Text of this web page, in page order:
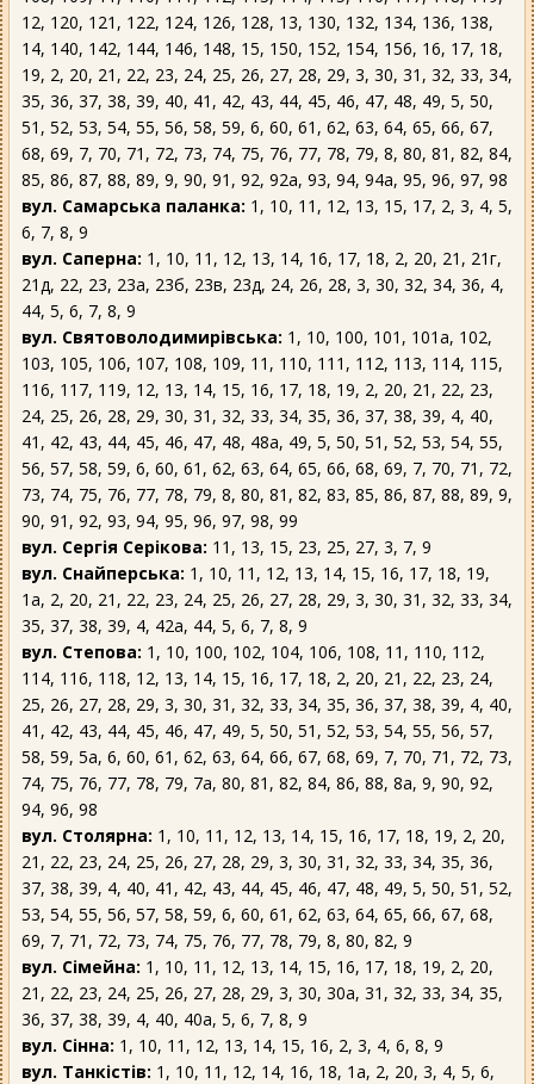
12, 120, 121, 122, 124, 126, 128, 13, 130, 132, 134, 136, 138,
14, 140, 142, 144, 146, 148, 15, 150, 152, 154, 156, 16, 17, 18,
19, 2, 20, 21, 22, 23, 24, 25, 26, 27, 28, 29, 3, 30, 31, 32, 33, 34,
35, 36, 37, 38, 39, 40, 41, 42, 43, 44, 45, 46, 47, 48, 49, 5, 50,
51, 52, 53, 54, 55, 56, 58, 59, 6, 60, 61, 62, 63, 64, 65, 66, 67,
68, 69, 7, 70, 71, 72, 73, 74, 75, 76, 77, 78, 79, 8, 80, 81, 82, 84,
85, 86, 87, 88, 89, 9, 90, 91, 92, 92а, 93, 94, 94а, 95, 96, 97, 98
вул. Самарська паланка: 1, 10, 11, 12, 13, 15, 17, 2, 3, 4, 5,
6, 7, 8, 9
вул. Саперна: 1, 10, 11, 12, 13, 14, 16, 17, 18, 2, 20, 21, 21г,
21д, 22, 23, 23а, 23б, 23в, 23д, 24, 26, 28, 3, 30, 32, 34, 36, 4,
44, 5, 6, 7, 8, 9
вул. Святоволодимирівська: 1, 10, 100, 101, 101а, 102,
103, 105, 106, 107, 108, 109, 11, 110, 111, 112, 113, 114, 115,
116, 117, 119, 12, 13, 14, 15, 16, 17, 18, 19, 2, 20, 21, 22, 23,
24, 25, 26, 28, 29, 30, 31, 32, 33, 34, 35, 36, 37, 38, 39, 4, 40,
41, 42, 43, 44, 45, 46, 47, 48, 48а, 49, 5, 50, 51, 52, 53, 54, 55,
56, 57, 58, 59, 6, 60, 61, 62, 63, 64, 65, 66, 68, 69, 7, 70, 71, 72,
73, 74, 75, 76, 77, 78, 79, 8, 80, 81, 82, 83, 85, 86, 87, 88, 89, 9,
90, 91, 92, 93, 94, 95, 96, 97, 98, 99
вул. Сергія Серікова: 11, 13, 15, 23, 25, 27, 3, 7, 9
вул. Снайперська: 1, 10, 11, 12, 13, 14, 15, 16, 17, 18, 19,
1а, 2, 20, 21, 22, 23, 24, 25, 26, 27, 28, 29, 3, 30, 31, 32, 33, 34,
35, 37, 38, 39, 4, 42а, 44, 5, 6, 7, 8, 9
вул. Степова: 1, 10, 100, 102, 104, 106, 108, 11, 110, 112,
114, 116, 118, 12, 13, 14, 15, 16, 17, 18, 2, 20, 21, 22, 23, 24,
25, 26, 27, 28, 29, 3, 30, 31, 32, 33, 34, 35, 36, 37, 38, 39, 4, 40,
41, 42, 43, 44, 45, 46, 47, 49, 5, 50, 51, 52, 53, 54, 55, 56, 57,
58, 59, 5а, 6, 60, 61, 62, 63, 64, 66, 67, 68, 69, 7, 70, 71, 72, 73,
74, 75, 76, 77, 78, 79, 7а, 80, 81, 82, 84, 86, 88, 8а, 9, 90, 92,
94, 96, 98
вул. Столярна: 1, 10, 11, 12, 13, 14, 15, 16, 17, 18, 19, 2, 20,
21, 22, 23, 24, 25, 26, 27, 28, 29, 3, 30, 31, 32, 33, 34, 35, 36,
37, 38, 39, 4, 40, 41, 42, 43, 44, 45, 46, 47, 48, 49, 5, 50, 51, 52,
53, 54, 55, 56, 57, 58, 59, 6, 60, 61, 62, 63, 64, 65, 66, 67, 68,
69, 7, 71, 72, 73, 74, 75, 76, 77, 78, 79, 8, 80, 82, 9
вул. Сімейна: 1, 10, 11, 12, 13, 14, 15, 16, 17, 18, 19, 2, 20,
21, 22, 23, 24, 25, 26, 27, 28, 29, 3, 30, 30а, 31, 32, 33, 34, 35,
36, 37, 38, 39, 4, 40, 40а, 5, 6, 7, 8, 9
вул. Сінна: 1, 10, 11, 12, 13, 14, 15, 16, 2, 3, 4, 6, 8, 9
вул. Танкістів: 1, 10, 11, 12, 14, 16, 18, 1а, 2, 20, 3, 4, 5, 6,